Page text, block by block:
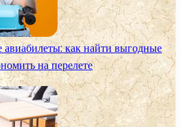
как найти выгодные
на перелете